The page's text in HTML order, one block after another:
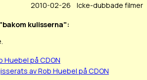
2010-02-26 Icke-dubbade filmer
kulisserna":
Huebel på CDON
av Rob Huebel på CDON